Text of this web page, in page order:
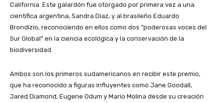
California. Este galardón fue otorgado por primera vez a una
científica argentina, Sandra Díaz, y al brasileño Eduardo
Brondízio, reconociendo en ellos como dos “poderosas voces del
Sur Global” en la ciencia ecológica y la conservación de la
biodiversidad.
Ambos son los primeros sudamericanos en recibir este premio,
que ha reconocido a figuras influyentes como Jane Goodall,
Jared Diamond, Eugene Odum y Mario Molina desde su creación